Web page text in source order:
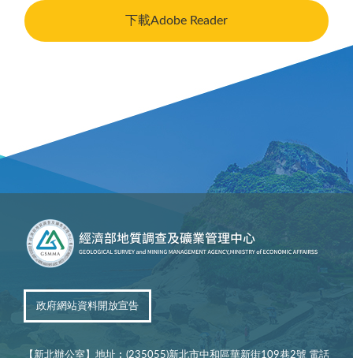
下載Adobe Reader
政府網站資料開放宣告
【新北辦公室】地址︰(235055)新北市中和區華新街109巷2號 電話